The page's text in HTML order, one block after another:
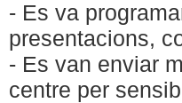
- Es va
presentacions,
- Es van enviar
centre per